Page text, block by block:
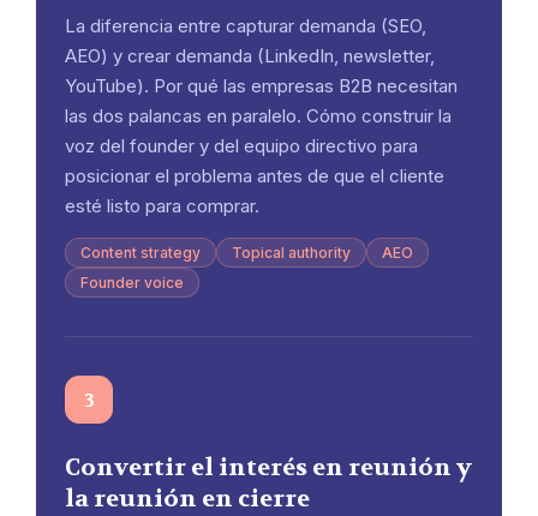
La diferencia entre capturar demanda (SEO,
AEO) y crear demanda (LinkedIn, newsletter,
YouTube). Por qué las empresas B2B necesitan
las dos palancas en paralelo. Cómo construir la
voz del founder y del equipo directivo para
posicionar el problema antes de que el cliente
esté listo para comprar.
Content strategy Topical authority
AEO
Founder voice
3
Convertir el interés en reunión y
la reunión en cierre